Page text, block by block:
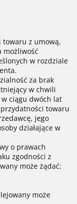
towaru z umową,
możliwość
w rozdziale
za brak
w chwili
ciągu dwóch lat
towaru
jego
działające w
o prawach
zgodności z
może żądać:
może